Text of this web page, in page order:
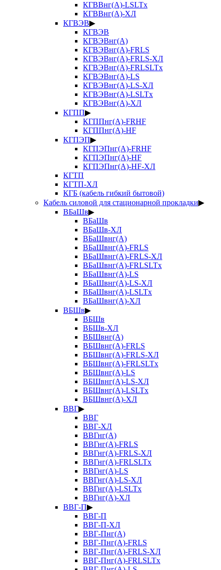
КГВВнг(А)-LSLTx
КГВВнг(А)-ХЛ
КГВЭВ▶
КГВЭВ
КГВЭВнг(А)
КГВЭВнг(А)-FRLS
КГВЭВнг(А)-FRLS-ХЛ
КГВЭВнг(А)-FRLSLTx
КГВЭВнг(А)-LS
КГВЭВнг(А)-LS-ХЛ
КГВЭВнг(А)-LSLTx
КГВЭВнг(А)-ХЛ
КГПП▶
КГППнг(А)-FRHF
КГППнг(А)-HF
КГПЭП▶
КГПЭПнг(А)-FRHF
КГПЭПнг(А)-HF
КГПЭПнг(А)-HF-ХЛ
КГТП
КГТП-ХЛ
КГБ (кабель гибкий бытовой)
Кабель силовой для стационарной прокладки▶
ВБаШв▶
ВБаШв
ВБаШв-ХЛ
ВБаШвнг(А)
ВБаШвнг(А)-FRLS
ВБаШвнг(А)-FRLS-ХЛ
ВБаШвнг(А)-FRLSLTx
ВБаШвнг(А)-LS
ВБаШвнг(А)-LS-ХЛ
ВБаШвнг(А)-LSLTx
ВБаШвнг(А)-ХЛ
ВБШв▶
ВБШв
ВБШв-ХЛ
ВБШвнг(А)
ВБШвнг(А)-FRLS
ВБШвнг(А)-FRLS-ХЛ
ВБШвнг(А)-FRLSLTx
ВБШвнг(А)-LS
ВБШвнг(А)-LS-ХЛ
ВБШвнг(А)-LSLTx
ВБШвнг(А)-ХЛ
ВВГ▶
ВВГ
ВВГ-ХЛ
ВВГнг(А)
ВВГнг(А)-FRLS
ВВГнг(А)-FRLS-ХЛ
ВВГнг(А)-FRLSLTx
ВВГнг(А)-LS
ВВГнг(А)-LS-ХЛ
ВВГнг(А)-LSLTx
ВВГнг(А)-ХЛ
ВВГ-П▶
ВВГ-П
ВВГ-П-ХЛ
ВВГ-Пнг(А)
ВВГ-Пнг(А)-FRLS
ВВГ-Пнг(А)-FRLS-ХЛ
ВВГ-Пнг(А)-FRLSLTx